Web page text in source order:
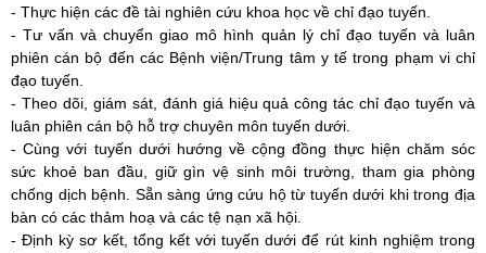
- Thực hiện các đề tài nghiên cứu khoa học về chỉ đạo tuyến.
- Tư vấn và chuyển giao mô hình quản lý chỉ đạo tuyến và luân
phiên cán bộ đến các Bệnh viện/Trung tâm y tế trong phạm vi chỉ
đạo tuyến.
- Theo dõi, giám sát, đánh giá hiệu quả công tác chỉ đạo tuyến và
luân phiên cán bộ hỗ trợ chuyên môn tuyến dưới.
-Cùng với tuyến dưới hướng về cộng đồng thực hiện chăm sóc
sức khoẻ ban đầu, giữ gìn vệ sinh môi trường, tham gia phòng
chống dịch bệnh. Sẵn sàng ứng cứu hộ từ tuyến dưới khi trong địa
bàn có các thảm hoạ và các tệ nạn xã hội.
- Định kỳ sơ kết, tổng kết với tuyến dưới để rút kinh nghiệm trong